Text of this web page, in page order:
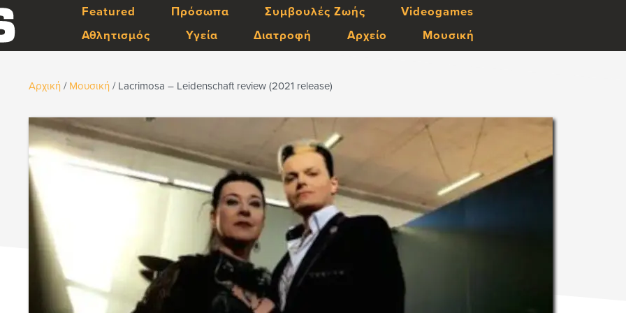
Featured Πρόσωπα Συμβουλές Ζωής
Videogames
Αθλητισμός
Υγεία Διατροφή Αρχείο Μουσική
Αρχική / Μουσική /Lacrimosa – Leidenschaft review (2021 release)